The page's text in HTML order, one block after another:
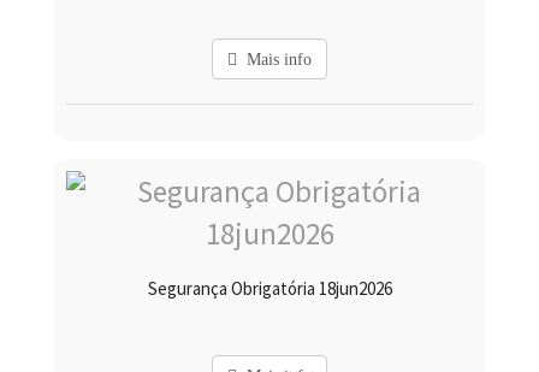
Mais info
Segurança Obrigatória 18jun2026